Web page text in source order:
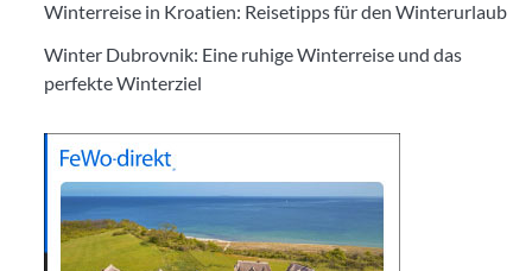
Winterreise in Kroatien: Reisetipps für den Winterurlaub
Winter Dubrovnik: Eine ruhige Winterreise und das
perfekte Winterziel